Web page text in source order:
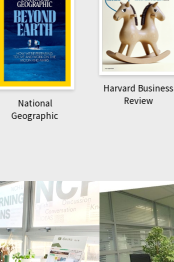
National
Geographic
Harvard Business
Review